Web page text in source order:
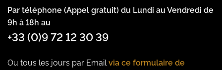
Par téléphone (Appel gratuit) du Lundi au Vendredi de
9h à 18h au
+33 (0)9 72 12 30 39
Ou tous les jours par Emailvia ce formulaire de